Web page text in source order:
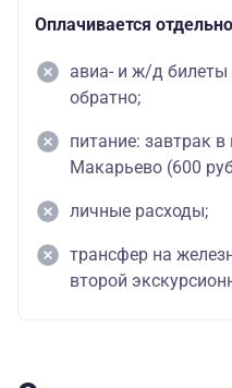
Оплачивается отдельно
авиа- и ж/д
обратно;
питание: завтрак
Макарьево (600
личные расходы;
трансфер на
второй